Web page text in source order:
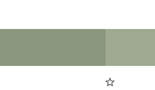
star_border